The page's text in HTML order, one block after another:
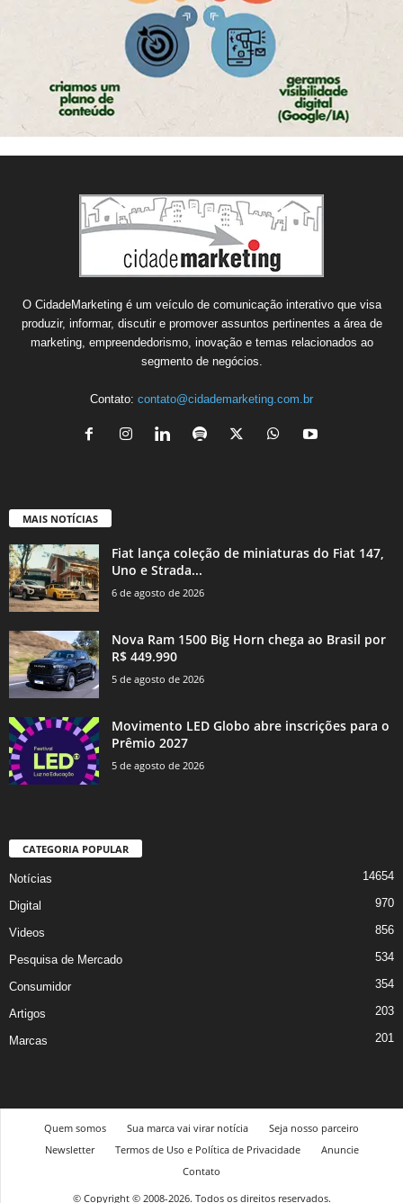
O CidadeMarketing é um veículo de comunicação interativo que visa
produzir, informar, discutir e promover assuntos pertinentes a área de
marketing, empreendedorismo, inovação e temas relacionados ao
segmento de negócios.
Contato: contato@cidademarketing.com.br
MAIS NOTÍCIAS
Fiat lança coleção de miniaturas do Fiat 147,
Uno e Strada...
6 de agosto de 2026
Nova Ram 1500 Big Horn chega ao Brasil por
R$ 449.990
5 de agosto de 2026
Movimento LED Globo abre inscrições para o
Prêmio 2027
5 de agosto de 2026
CATEGORIA POPULAR
Notícias 14654
Digital 970
Videos 856
Pesquisa de Mercado 534
Consumidor 354
Artigos 203
Marcas 201
Quem somos Sua marca vai virar notícia
Seja nosso parceiro
Newsletter
Termos de Uso e Política de Privacidade
Anuncie
Contato
© Copyright © 2008-2026. Todos os direitos reservados.